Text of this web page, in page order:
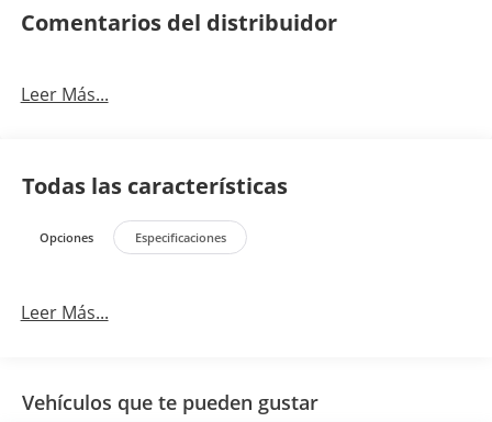
Comentarios del distribuidor
Leer Más...
Todas las características
Opciones Especificaciones
Leer Más...
Vehículos que te pueden gustar